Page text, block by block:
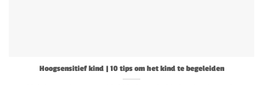
Hoogsensitief kind | 10 tips om het kind te begeleiden